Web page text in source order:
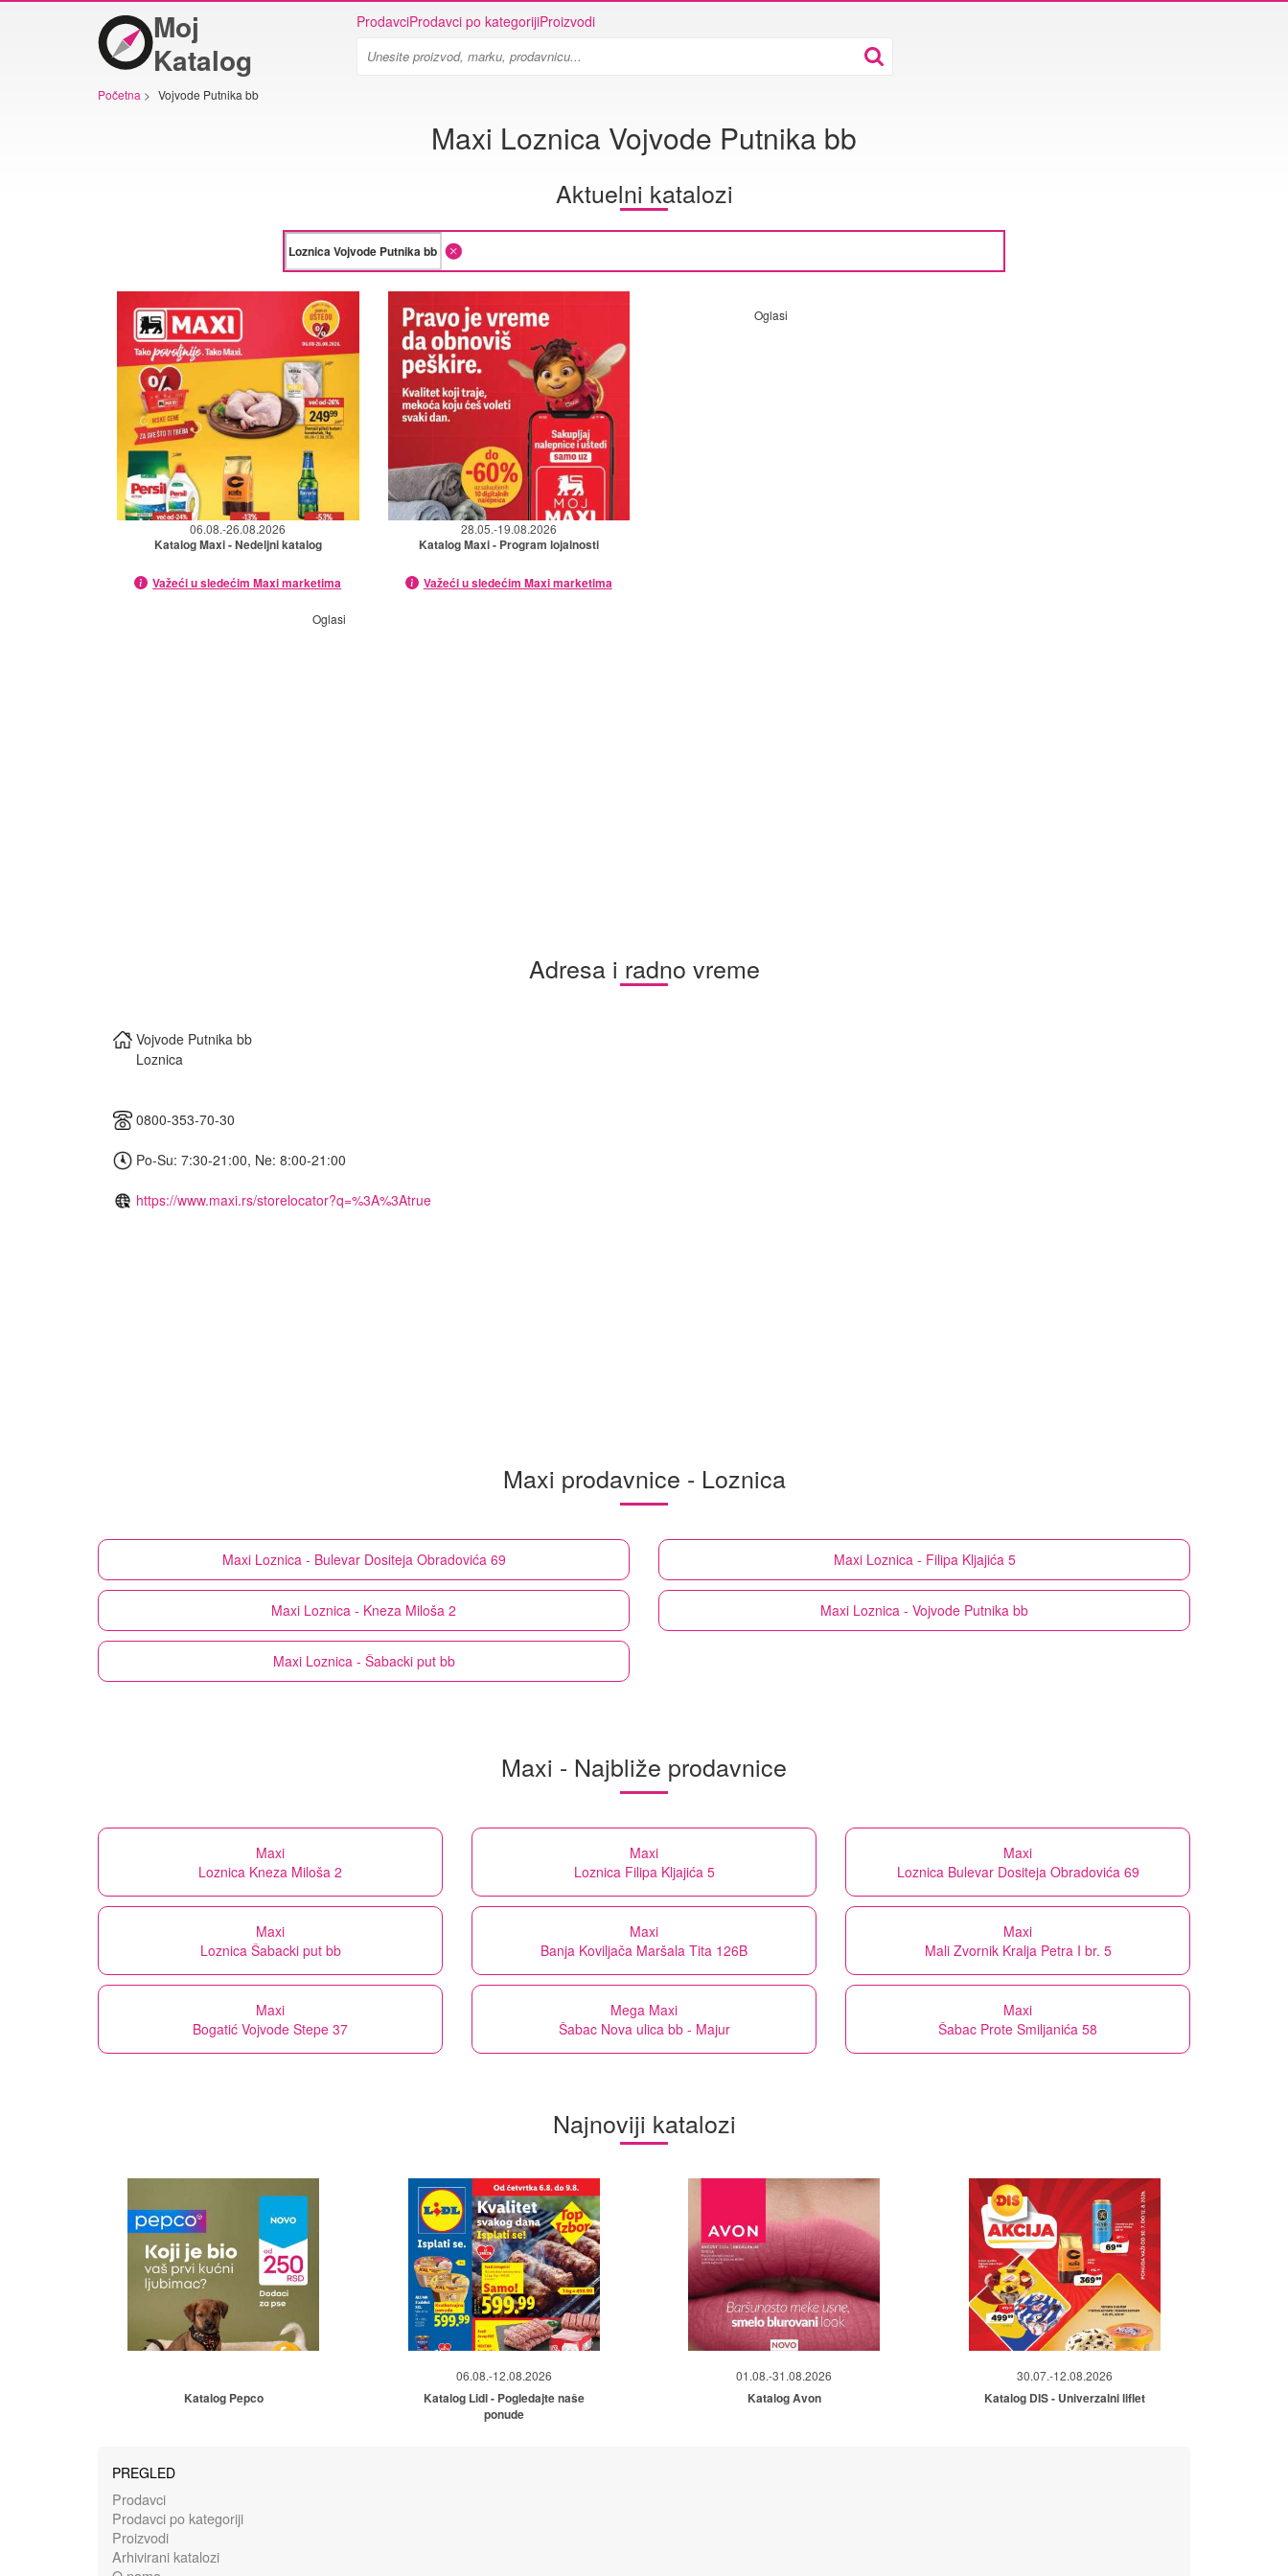
Moj
Katalog
ProdavciProdavci po kategorijiProizvodi
Početna > Vojvode Putnika bb
Maxi Loznica Vojvode Putnika bb
Aktuelni katalozi
06.08.-26.08.2026
Katalog Maxi - Nedeljni katalog
Važeći u sledećim Maxi marketima
28.05.-19.08.2026
Katalog Maxi - Program lojalnosti
Važeći u sledećim Maxi marketima
Oglasi
Oglasi
Adresa i radno vreme
Vojvode Putnika bb
Loznica
0800-353-70-30
Po-Su: 7:30-21:00, Ne: 8:00-21:00
https://www.maxi.rs/storelocator?q=%3A%3Atrue
Maxi prodavnice - Loznica
Maxi Loznica - Bulevar Dositeja Obradovića 69 Maxi Loznica - Filipa Kljajića 5
Maxi Loznica - Kneza Miloša 2 Maxi Loznica - Vojvode Putnika bb
Maxi Loznica - Šabacki put bb
Maxi - Najbliže prodavnice
Maxi
Loznica Kneza Miloša 2
Maxi
Loznica Filipa Kljajića 5
Maxi
Loznica Bulevar Dositeja Obradovića 69
Maxi
Loznica Šabacki put bb
Maxi
Banja Koviljača Maršala Tita 126B
Maxi
Mali Zvornik Kralja Petra I br. 5
Maxi
Bogatić Vojvode Stepe 37
Mega Maxi
Šabac Nova ulica bb - Majur
Maxi
Šabac Prote Smiljanića 58
Najnoviji katalozi
Katalog Pepco
06.08.-12.08.2026
Katalog Lidl - Pogledajte naše
ponude
01.08.-31.08.2026
Katalog Avon
30.07.-12.08.2026
Katalog DIS - Univerzalni liflet
PREGLED
Prodavci
Prodavci po kategoriji
Proizvodi
Arhivirani katalozi